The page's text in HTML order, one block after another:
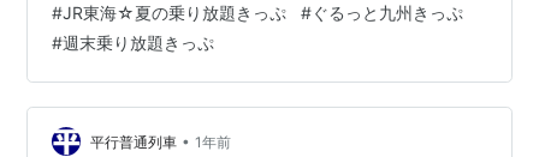
遅すぎることは承知の上でのものです。 何卒ご了承くだ
さい。 記事の一部を引用させていただきます。 （以下引
用） …
#JR東海☆夏の乗り放題きっぷ #ぐるっと九州きっぷ
#週末乗り放題きっぷ
平行普通列車 • 1年前